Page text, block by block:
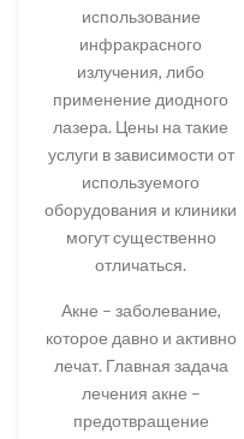
использование
инфракрасного
излучения, либо
применение диодного
лазера. Цены на такие
услуги в зависимости от
используемого
оборудования и клиники
могут существенно
отличаться.
Акне – заболевание,
которое давно и активно
лечат. Главная задача
лечения акне –
предотвращение